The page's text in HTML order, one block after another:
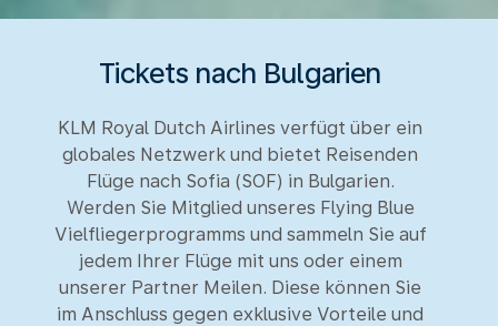
Tickets nach Bulgarien
KLM Royal Dutch Airlines verfügt über ein
globales Netzwerk und bietet Reisenden
Flüge nach Sofia (SOF) in Bulgarien.
Werden Sie Mitglied unseres Flying Blue
Vielfliegerprogramms und sammeln Sie auf
jedem Ihrer Flüge mit uns oder einem
unserer Partner Meilen. Diese können Sie
im Anschluss gegen exklusive Vorteile und